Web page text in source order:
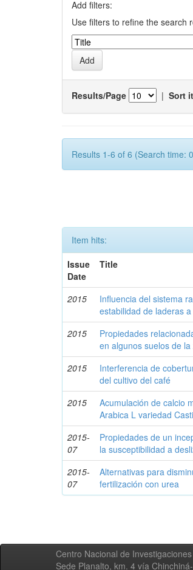
Add filters:
Use filters to refine the search
Results/Page | Sort
Results 1-6 of 6 (Search time:
Item hits:
Issue
Date
Title
2015
Influencia del sistema
estabilidad de laderas
2015
Propiedades
en algunos suelos de
2015
Interferencia de
del cultivo del café
2015
Acumulación de calcio
Arabica L variedad
2015-
07
Propiedades de un
la susceptibilidad a
2015-
07
Alternativas para
fertilización con urea
Centro Nacional de
Sede Planalto, km. 4 vía